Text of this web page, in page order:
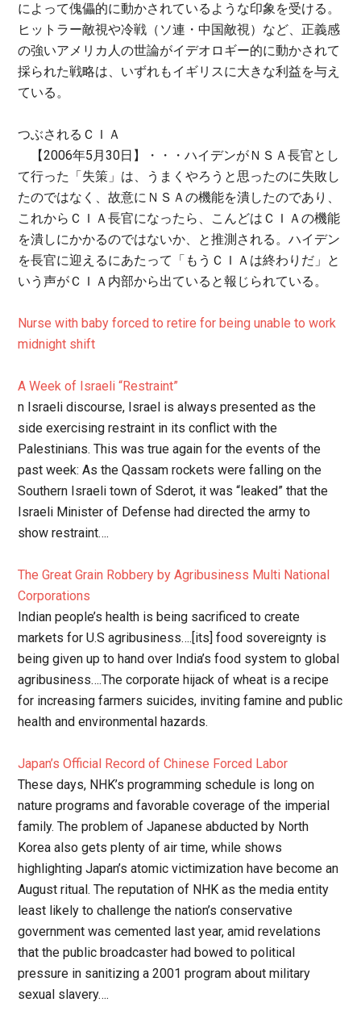
によって傀儡的に動かされているような印象を受ける。
ヒットラー敵視や冷戦（ソ連・中国敵視）など、正義感
の強いアメリカ人の世論がイデオロギー的に動かされて
採られた戦略は、いずれもイギリスに大きな利益を与え
ている。
つぶされるＣＩＡ
【2006年5月30日】・・・ハイデンがＮＳＡ長官とし
て行った「失策」は、うまくやろうと思ったのに失敗し
たのではなく、故意にＮＳＡの機能を潰したのであり、
これからＣＩＡ長官になったら、こんどはＣＩＡの機能
を潰しにかかるのではないか、と推測される。ハイデン
を長官に迎えるにあたって「もうＣＩＡは終わりだ」と
いう声がＣＩＡ内部から出ていると報じられている。
Nurse with baby forced to retire for being unable to work
midnight shift
A Week of Israeli “Restraint”
n Israeli discourse, Israel is always presented as the
side exercising restraint in its conflict with the
Palestinians. This was true again for the events of the
past week: As the Qassam rockets were falling on the
Southern Israeli town of Sderot, it was “leaked” that the
Israeli Minister of Defense had directed the army to
show restraint….
The Great Grain Robbery by Agribusiness Multi National
Corporations
Indian people’s health is being sacrificed to create
markets for U.S agribusiness….[its] food sovereignty is
being given up to hand over India’s food system to global
agribusiness….The corporate hijack of wheat is a recipe
for increasing farmers suicides, inviting famine and public
health and environmental hazards.
Japan’s Official Record of Chinese Forced Labor
These days, NHK’s programming schedule is long on
nature programs and favorable coverage of the imperial
family. The problem of Japanese abducted by North
Korea also gets plenty of air time, while shows
highlighting Japan’s atomic victimization have become an
August ritual. The reputation of NHK as the media entity
least likely to challenge the nation’s conservative
government was cemented last year, amid revelations
that the public broadcaster had bowed to political
pressure in sanitizing a 2001 program about military
sexual slavery….